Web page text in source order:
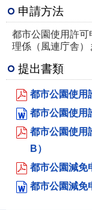
申請方法
都市公園使用許
理係（風連庁舎）
提出書類
都市公園使用
都市公園使用
都市公園使用
B）
都市公園減免
都市公園減免